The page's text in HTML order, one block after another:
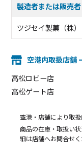
製造者または販売者
ツジセイ製菓（株）
空港内取扱店舗
高松ロビー店
高松ゲート店
空港・店舗により取扱
商品の在庫・取扱い
細は店舗へお問合せく